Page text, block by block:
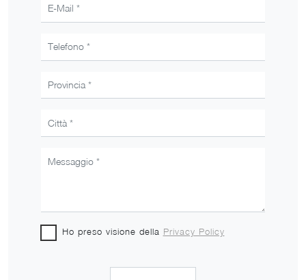
Ho preso visione della Privacy Policy